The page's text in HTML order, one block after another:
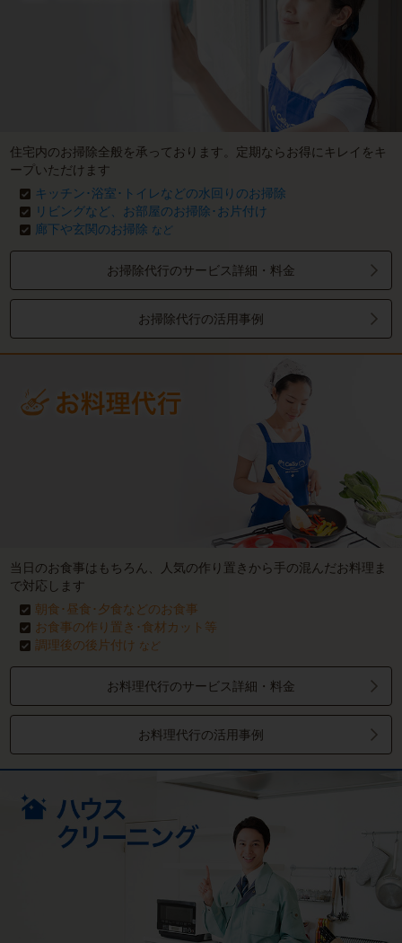
住宅内のお掃除全般を承っております。定期ならお得にキレイをキ
ープいただけます
キッチン･浴室･トイレなどの水回りのお掃除
リビングなど、お部屋のお掃除･お片付け
廊下や玄関のお掃除 など
お掃除代行のサービス詳細・料金
お掃除代行の活用事例
当日のお食事はもちろん、人気の作り置きから手の混んだお料理ま
で対応します
朝食･昼食･夕食などのお食事
お食事の作り置き･食材カット等
調理後の後片付け など
お料理代行のサービス詳細・料金
お料理代行の活用事例